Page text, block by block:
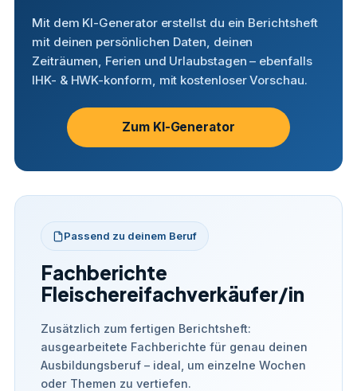
Mit dem KI-Generator erstellst du ein Berichtsheft
mit deinen persönlichen Daten, deinen
Zeiträumen, Ferien und Urlaubstagen – ebenfalls
IHK- & HWK-konform, mit kostenloser Vorschau.
Zum KI-Generator
Passend zu deinem Beruf
Fachberichte
Fleischereifachverkäufer/in
Zusätzlich zum fertigen Berichtsheft:
ausgearbeitete Fachberichte für genau deinen
Ausbildungsberuf – ideal, um einzelne Wochen
oder Themen zu vertiefen.